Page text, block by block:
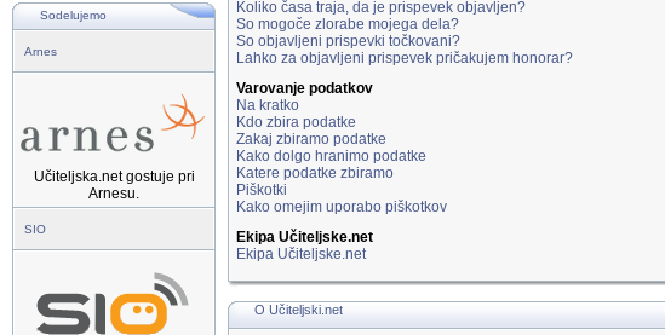
Sodelujemo
Arnes
Učiteljska.net gostuje pri
Arnesu.
SIO
Koliko časa traja, da je prispevek objavljen?
So mogoče zlorabe mojega dela?
So objavljeni prispevki točkovani?
Lahko za objavljeni prispevek pričakujem honorar?
Varovanje podatkov
Na kratko
Kdo zbira podatke
Zakaj zbiramo podatke
Kako dolgo hranimo podatke
Katere podatke zbiramo
Piškotki
Kako omejim uporabo piškotkov
Ekipa Učiteljske.net
Ekipa Učiteljske.net
O Učiteljski.net